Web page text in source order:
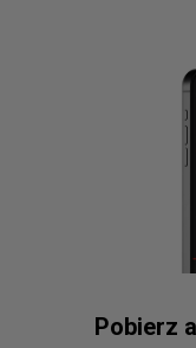
Pobierz